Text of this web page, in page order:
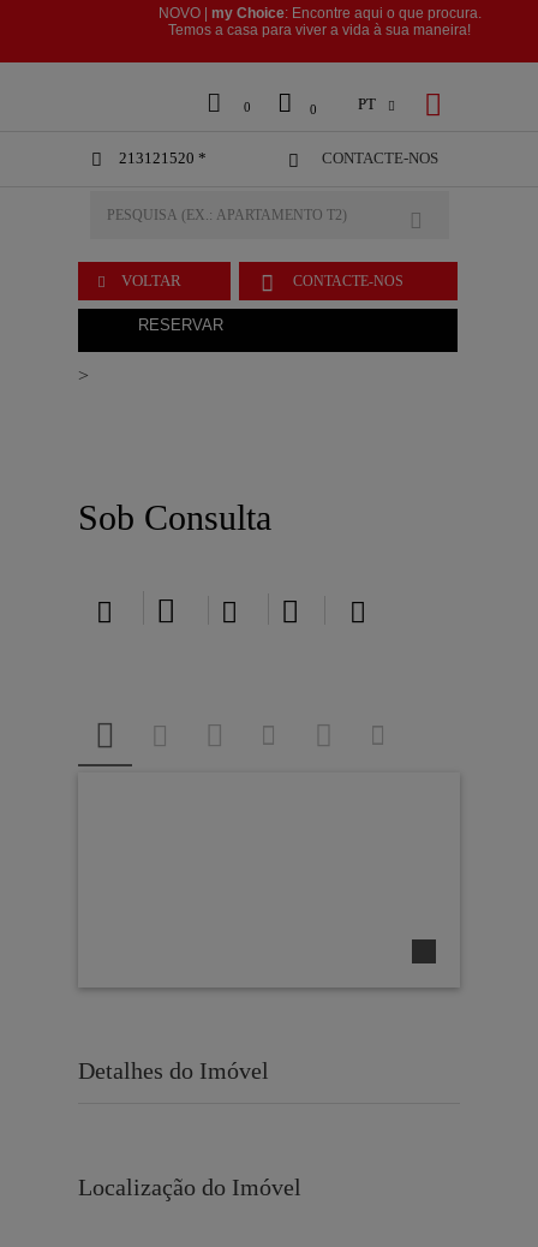
PT  
CONTACTE-NOS
 0  0
 213121520 * 
NOVO | my Choice: Encontre aqui o que procura.
​​​​​​​Temos a casa para viver a vida à sua maneira!
>
Sob Consulta
    
Detalhes do Imóvel
Localização do Imóvel
 VOLTAR  CONTACTE-NOS
RESERVAR